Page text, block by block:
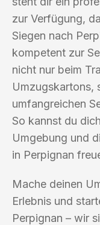
zur Verfügung,
Siegen nach
kompetent zur
nicht nur beim
Umzugskartons,
umfangreichen
So kannst du
Umgebung und
in Perpignan
Mache deinen
Erlebnis und
Perpignan – wir